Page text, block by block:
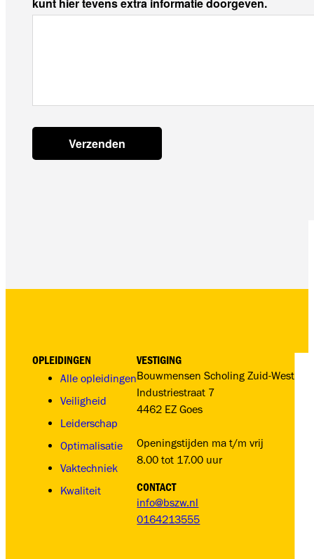
OPLEIDINGEN
Alle opleidingen
Veiligheid
Leiderschap
Optimalisatie
Vaktechniek
Kwaliteit
VESTIGING
Bouwmensen Scholing Zuid-West
Industriestraat 7
4462 EZ Goes
Openingstijden ma t/m vrij
8.00 tot 17.00 uur
CONTACT
info@bszw.nl
0164213555